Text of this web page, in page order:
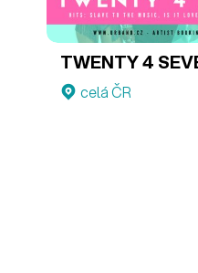
TWENTY 4
celá ČR